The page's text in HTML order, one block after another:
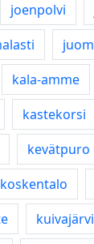
joenpolvi
kala-amme
kastekorsi
kevätpuro
koskentalo
kuivajärvi